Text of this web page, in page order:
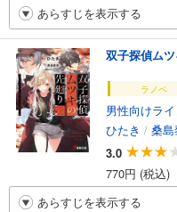
あらすじを表示する
双子探偵ム
ラノベ
男性向けラ
ひたき / 桑
3.0
770円 (税込)
あらすじを表示する